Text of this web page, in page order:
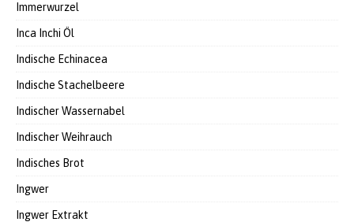
Immerwurzel
Inca Inchi Öl
Indische Echinacea
Indische Stachelbeere
Indischer Wassernabel
Indischer Weihrauch
Indisches Brot
Ingwer
Ingwer Extrakt